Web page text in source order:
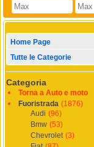
Home Page
Tutte le Categorie
Categoria
Torna a Auto e moto
Fuoristrada (1876)
Audi (96)
Bmw (53)
Chevrolet (3)